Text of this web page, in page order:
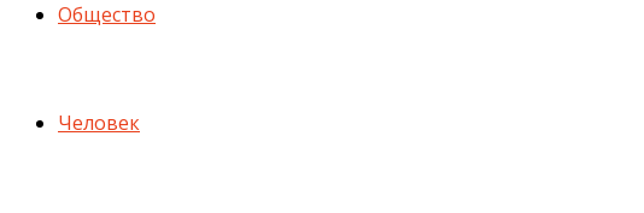
Общество
Человек